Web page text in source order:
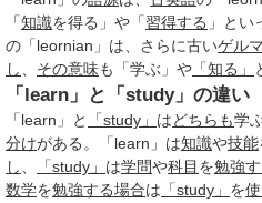
「知識を得る」や「習得する 」とい
の「leornian」は、さらに古いゲル
し
その意味も「学ぶ」や 「知る」
「learn」と「study」の違い
「learn」と 「study」 はどちらも学
分けがある。「learn」は知識や技能
し
「study」 は学問や科目 を勉強
数学を勉強する場合は 「study」 を